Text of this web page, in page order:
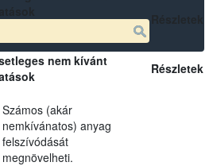
nem kívánt
Részletek
Számos (akár
nemkívánatos) anyag
felszívódását
megnövelheti.